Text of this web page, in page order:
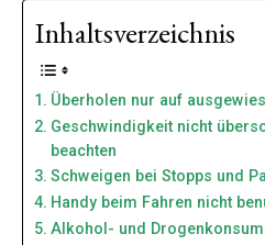
Inhaltsverzeichnis
Überholen nur auf
Geschwindigkeit nicht
beachten
Schweigen bei Stopps und
Handy beim Fahren nicht
Alkohol- und